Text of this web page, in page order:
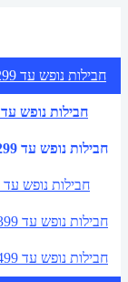
חבילות נופש עד $299
חבילות נופש עד $299
חבילות נופש עד $299
חבילות נופש עד $299
חבילות נופש עד $399
חבילות נופש עד $499